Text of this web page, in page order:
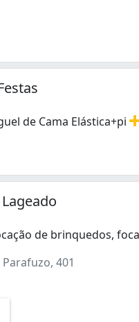
de Cama Elástica+pi
de brinquedos,
401